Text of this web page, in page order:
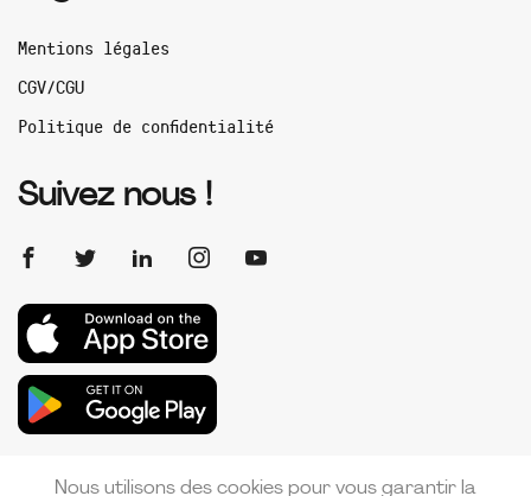
Mentions légales
CGV/CGU
Politique de confidentialité
Suivez nous !
Nous utilisons des cookies pour vous garantir la